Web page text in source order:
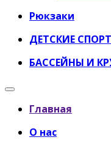
Рюкзаки
ДЕТСКИЕ
БАССЕЙНЫ И
Главная
О нас